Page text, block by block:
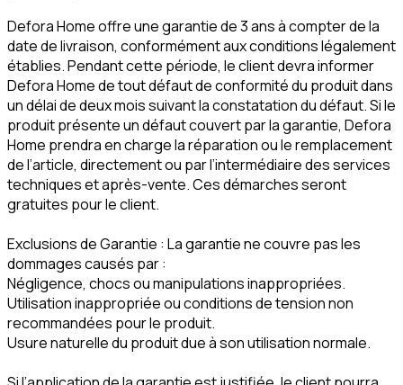
Defora Home offre une garantie de 3 ans à compter de la
date de livraison, conformément aux conditions légalement
établies. Pendant cette période, le client devra informer
Defora Home de tout défaut de conformité du produit dans
un délai de deux mois suivant la constatation du défaut. Si le
produit présente un défaut couvert par la garantie, Defora
Home prendra en charge la réparation ou le remplacement
de l’article, directement ou par l’intermédiaire des services
techniques et après-vente. Ces démarches seront
gratuites pour le client.
Exclusions de Garantie : La garantie ne couvre pas les
dommages causés par :
Négligence, chocs ou manipulations inappropriées.
Utilisation inappropriée ou conditions de tension non
recommandées pour le produit.
Usure naturelle du produit due à son utilisation normale.